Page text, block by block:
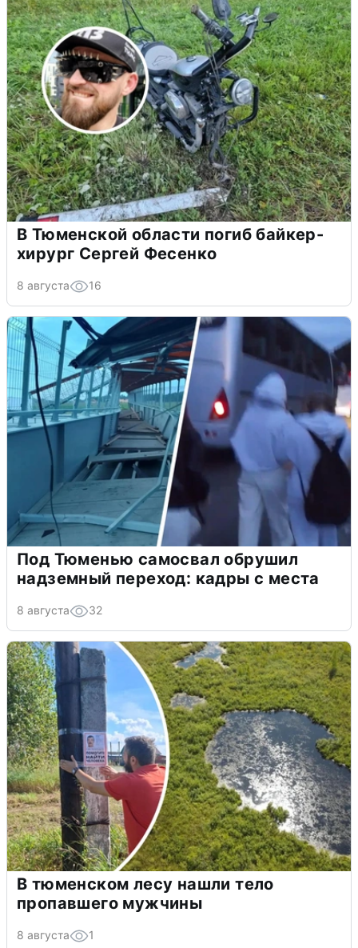
В Тюменской области погиб байкер-
хирург Сергей Фесенко
8 августа 16
Под Тюменью самосвал обрушил
надземный переход: кадры с места
8 августа 32
В тюменском лесу нашли тело
пропавшего мужчины
8 августа 1